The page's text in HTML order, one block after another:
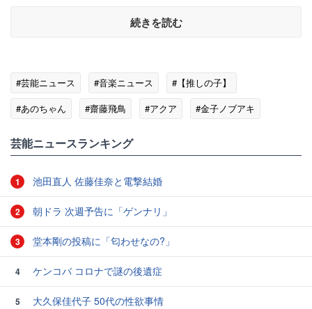
続きを読む
#芸能ニュース #音楽ニュース
#【推しの子】
#あのちゃん
#齋藤飛鳥 #アクア
#金子ノブアキ
芸能ニュースランキング
1 池田直人 佐藤佳奈と電撃結婚
2 朝ドラ 次週予告に「ゲンナリ」
3 堂本剛の投稿に「匂わせなの?」
4 ケンコバ コロナで謎の後遺症
5
大久保佳代子 50代の性欲事情